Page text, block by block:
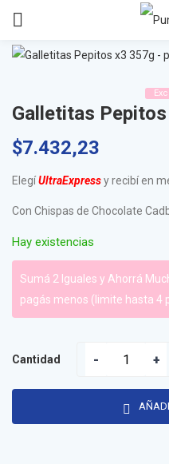
Galletitas
$7.432,23
ElegíUltraExpressy recibí en
Con Chispas de Chocolate
Hay existencias
Sumá 2 Iguales y Ahorrá
pagás menos (limite hasta 4
Cantidad